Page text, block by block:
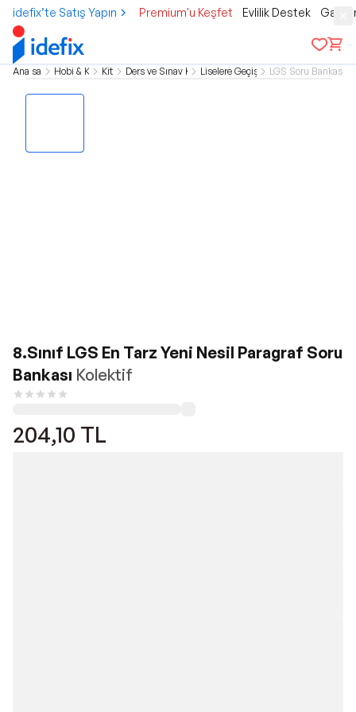
idefix’te Satış Yapın Premium'u Keşfet Evlilik Destek
Ana sayfa Hobi & KültürKitap Ders ve Sınav KitaplarıLiselere Geçiş SınavıLGS Soru Bankası
8.Sınıf LGS En Tarz Yeni Nesil Paragraf Soru
Bankası Kolektif
204,10 TL